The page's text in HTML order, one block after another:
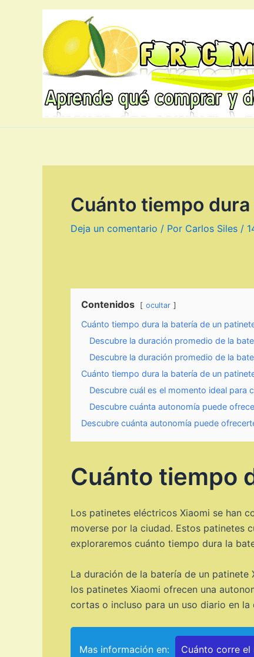
Cuánto tiempo
Deja un comentario / Por Carlos Siles /
Contenidos ocultar
Cuánto tiempo dura la batería de un
Descubre la duración promedio de la
Descubre la duración promedio de la
Cuánto tiempo dura la batería de un
Descubre cuál es el momento ideal para
Descubre cuánta autonomía puede
Descubre cuánta autonomía puede
Cuánto tiempo
Los patinetes eléctricos Xiaomi se han
moverse por la ciudad. Estos patinetes
exploraremos cuánto tiempo dura la
La duración de la batería de un
los patinetes Xiaomi ofrecen una
cortas o incluso para un uso diario en la
Mas información en: Cuánto corre